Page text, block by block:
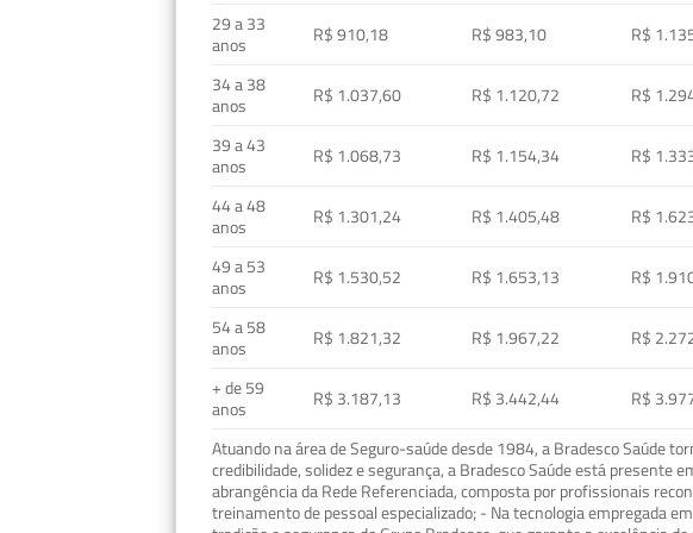
29 a 33
anos
R$ 910,18 R$ 983,10 R$
34 a 38
anos
R$ 1.037,60 R$ 1.120,72 R$
39 a 43
anos
R$ 1.068,73 R$ 1.154,34 R$
44 a 48
anos
R$ 1.301,24 R$ 1.405,48 R$
49 a 53
anos
R$ 1.530,52 R$ 1.653,13 R$
54 a 58
anos
R$ 1.821,32 R$ 1.967,22 R$
+ de 59
anos
R$ 3.187,13 R$ 3.442,44 R$
Atuando na área de Seguro-saúde desde 1984, a Bradesco Saúde
credibilidade, solidez e segurança, a Bradesco Saúde está
abrangência da Rede Referenciada, composta por profissionais
treinamento de pessoal especializado; - Na tecnologia empregada